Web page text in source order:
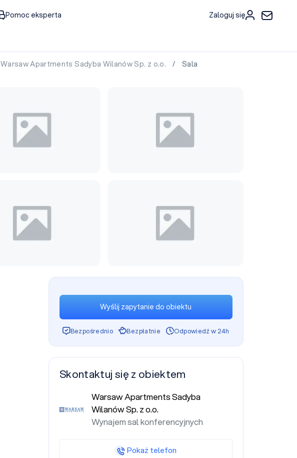
Pomoc eksperta Zaloguj się
Warsaw Apartments Sadyba Wilanów Sp. z o.o.
/ Sala
Wyślij zapytanie do obiektu
Bezpośrednio Bezpłatnie Odpowiedź w 24h
Skontaktuj się z obiektem
Warsaw Apartments Sadyba
Wilanów Sp. z o.o.
Wynajem sal konferencyjnych
Pokaż telefon